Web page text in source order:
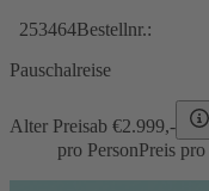
253464Bestellnr.:
Pauschalreise
Alter Preisab €2.999,-
pro PersonPreis pro